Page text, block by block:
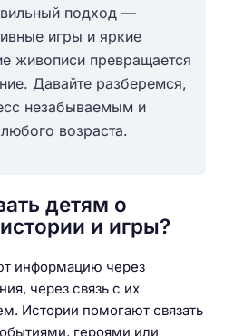
подход —
игры и яркие
живописи превращается
Давайте разберемся,
незабываемым и
возраста.
детям о
и игры?
информацию через
через связь с их
Истории помогают связать
героями или